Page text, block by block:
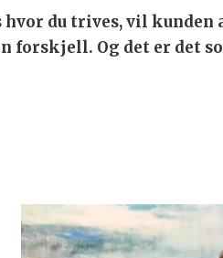
hvor du trives, vil
Og det er det